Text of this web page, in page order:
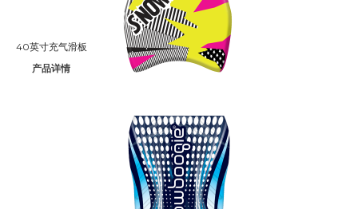
40英寸充气滑板
产品详情